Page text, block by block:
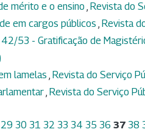
mérito e o ensino , Revista do
em cargos públicos , Revista
42/53 - Gratificação de
lamelas , Revista do Serviço
, Revista do Serviço
29 30 31 32 33 34 35 36 37 38